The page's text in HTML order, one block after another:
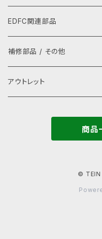
レイングッズ
ぬいぐるみ
ストラップ
パーカー
グローブ
キャップ・ハット
ラテラルロッド
EDFC関連部品
GPSキット
シグナルコンバーター
補修部品 / その他
補修部品
ラストプルーフ
アウトレット
商品
©